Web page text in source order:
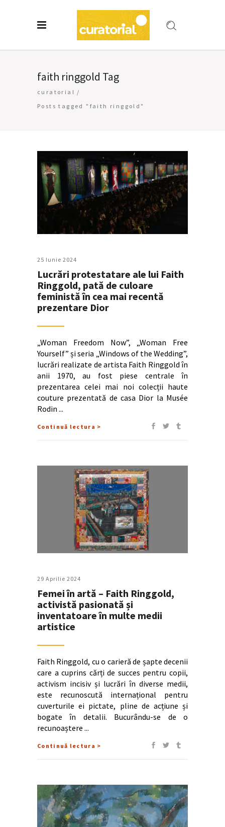
faith ringgold Tag
curatorial /
Posts tagged "faith ringgold"
25 Iunie 2024
Lucrări protestatare ale lui Faith
Ringgold, pată de culoare
feministă în cea mai recentă
prezentare Dior
„Woman Freedom Now”, „Woman Free
Yourself” și seria „Windows of the Wedding”,
lucrări realizate de artista Faith Ringgold în
anii 1970, au fost piese centrale în
prezentarea celei mai noi colecții haute
couture prezentată de casa Dior la Musée
Rodin
Continuă lectura >
29 Aprilie 2024
Femei în artă – Faith Ringgold,
activistă pasionată și
inventatoare în multe medii
artistice
Faith Ringgold, cu o carieră de șapte decenii
care a cuprins cărți de succes pentru copii,
activism incisiv și lucrări în diverse medii,
este recunoscută internațional pentru
cuverturile ei pictate, pline de acțiune și
bogate în detalii. Bucurându-se de o
recunoaștere
Continuă lectura >